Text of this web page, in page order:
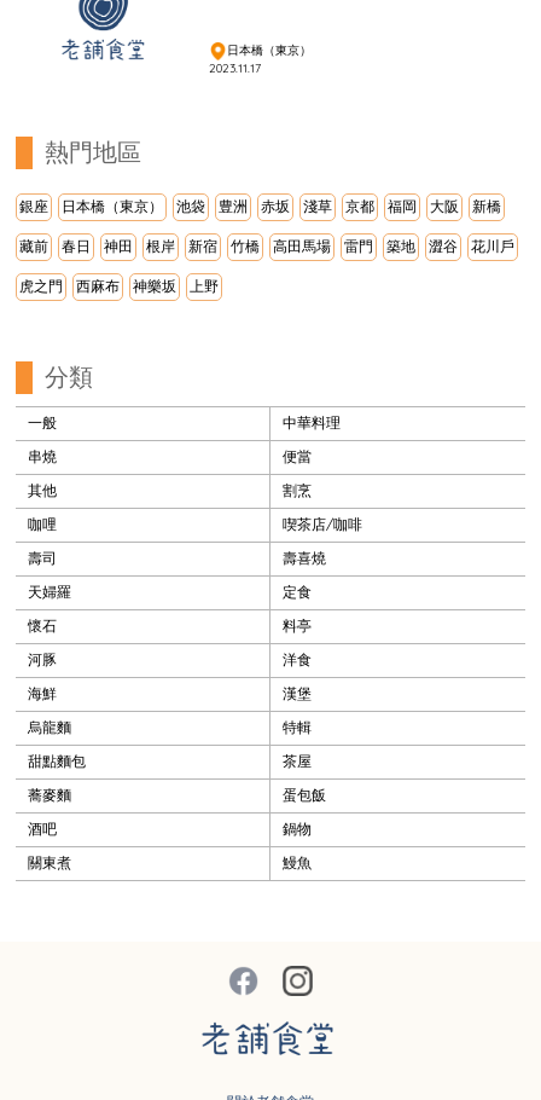
日本橋（東京）
2023.11.17
熱門地區
銀座 日本橋（東京） 池袋 豊洲 赤坂 淺草 京都 福岡 大阪 新橋
藏前 春日 神田 根岸 新宿 竹橋 高田馬場 雷門 築地 澀谷 花川戶
虎之門 西麻布 神樂坂 上野
分類
一般
中華料理
串燒
便當
其他
割烹
咖哩
喫茶店/咖啡
壽司
壽喜燒
天婦羅
定食
懷石
料亭
河豚
洋食
海鮮
漢堡
烏龍麵
特輯
甜點麵包
茶屋
蕎麥麵
蛋包飯
酒吧
鍋物
關東煮
鰻魚